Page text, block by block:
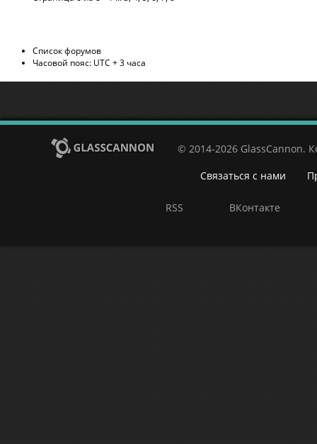
Список форумов
Часовой пояс: UTC + 3 часа
© 2014-2026 GlassCannon.
Связаться с нами
RSS ВКонтакте